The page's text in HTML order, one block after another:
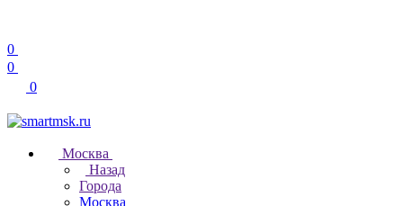
0
0
0
Москва
Назад
Города
Москва